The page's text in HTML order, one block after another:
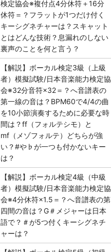
検定協会※複付点4分休符＋16分
休符＝？フラットが1つだけ付く
キーシグネチャーは？スキャット
とはどんな技術？息漏れのしない
裏声のことを何と言う？
【解説】ボーカル検定3級（上級
者）模擬試験/日本音楽能力検定協
会※32分音符×32＝？へ音譜表の
第一線の音は？BPM60で4/4の曲
を10小節演奏するために必要な時
間は？ff（フォルテシモ）と
mf（メゾフォルテ）どちらが強
い？#や♭が一つも付かないキー
は？
【解説】ボーカル検定4級（中級
者）模擬試験/日本音楽能力検定協
会※4分休符×1.5＝？へ音譜表の第
四間の音は？G＃メジャーは日本
語で？＃が5つ付くキーシグネチ
ャーは？